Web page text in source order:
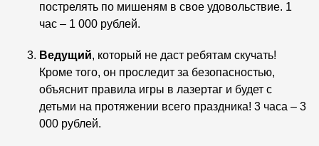
пострелять по мишеням в свое удовольствие. 1
час – 1 000 рублей.
Ведущий, который не даст ребятам скучать!
Кроме того, он проследит за безопасностью,
объяснит правила игры в лазертаг и будет с
детьми на протяжении всего праздника! 3 часа – 3
000 рублей.